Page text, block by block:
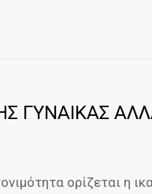
ΓΥΝΑΙΚΑΣ
ορίζεται η